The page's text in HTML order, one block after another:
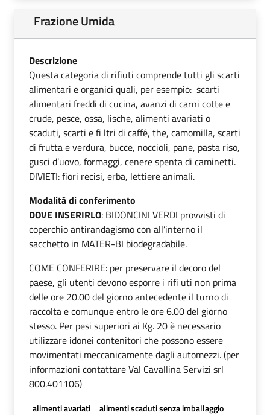
Frazione Umida
Descrizione
Questa categoria di rifiuti comprende tutti gli scarti
alimentari e organici quali, per esempio: scarti
alimentari freddi di cucina, avanzi di carni cotte e
crude, pesce, ossa, lische, alimenti avariati o
scaduti, scarti e fi ltri di caffé, the, camomilla, scarti
di frutta e verdura, bucce, noccioli, pane, pasta riso,
gusci d’uovo, formaggi, cenere spenta di caminetti.
DIVIETI: fiori recisi, erba, lettiere animali.
Modalità di conferimento
DOVE INSERIRLO: BIDONCINI VERDI provvisti di
coperchio antirandagismo con all’interno il
sacchetto in MATER-BI biodegradabile.
COME CONFERIRE: per preservare il decoro del
paese, gli utenti devono esporre i rifi uti non prima
delle ore 20.00 del giorno antecedente il turno di
raccolta e comunque entro le ore 6.00 del giorno
stesso. Per pesi superiori ai Kg. 20 è necessario
utilizzare idonei contenitori che possono essere
movimentati meccanicamente dagli automezzi. (per
informazioni contattare Val Cavallina Servizi srl
800.401106)
alimenti avariati
alimenti scaduti senza imballaggio